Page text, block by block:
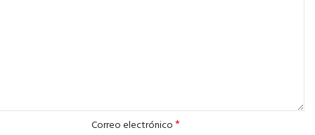
Correo electrónico*